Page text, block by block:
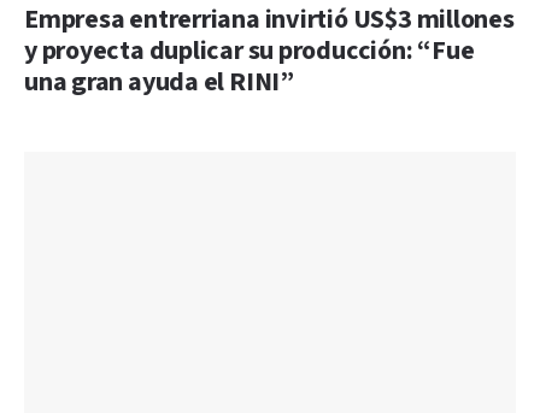
Empresa entrerriana invirtió US$3 millones
y proyecta duplicar su producción: “Fue
una gran ayuda el RINI”